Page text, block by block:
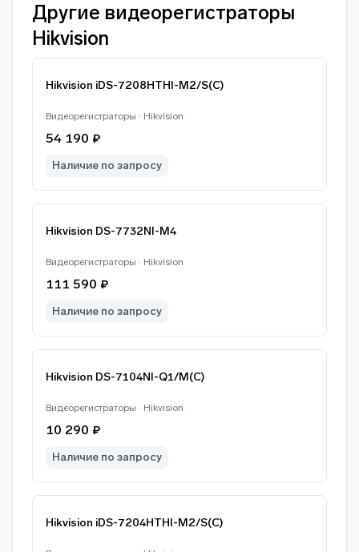
Другие видеорегистраторы
Hikvision
Hikvision iDS-7208HTHI-M2/S(C)
Видеорегистраторы · Hikvision
54 190 ₽
Наличие по запросу
Hikvision DS-7732NI-M4
Видеорегистраторы · Hikvision
111 590 ₽
Наличие по запросу
Hikvision DS-7104NI-Q1/M(C)
Видеорегистраторы · Hikvision
10 290 ₽
Наличие по запросу
Hikvision iDS-7204HTHI-M2/S(C)